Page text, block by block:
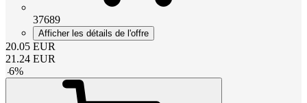
37689
Afficher les détails de l'offre
20.05 EUR
21.24 EUR
-6%